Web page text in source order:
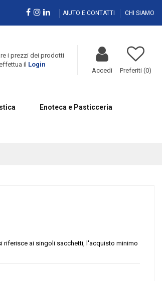
AIUTO E CONTATTI CHI SIAMO
i prezzi dei prodotti
il Login
Accedi Preferiti (0)
Enoteca e Pasticceria
riferisce ai singoli sacchetti, l'acquisto minimo